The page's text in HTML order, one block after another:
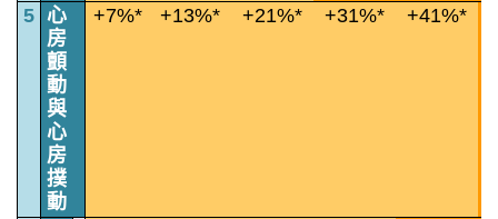
5 心
房
顫
動
與
心
房
撲
動
+7%* +13%* +21%* +31%* +41%*